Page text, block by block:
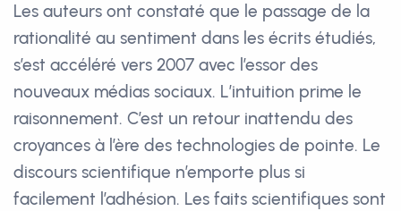
Les auteurs ont constaté que le passage de la
rationalité au sentiment dans les écrits étudiés,
s’est accéléré vers 2007 avec l’essor des
nouveaux médias sociaux. L’intuition prime le
raisonnement. C’est un retour inattendu des
croyances à l’ère des technologies de pointe. Le
discours scientifique n’emporte plus si
facilement l’adhésion. Les faits scientifiques sont